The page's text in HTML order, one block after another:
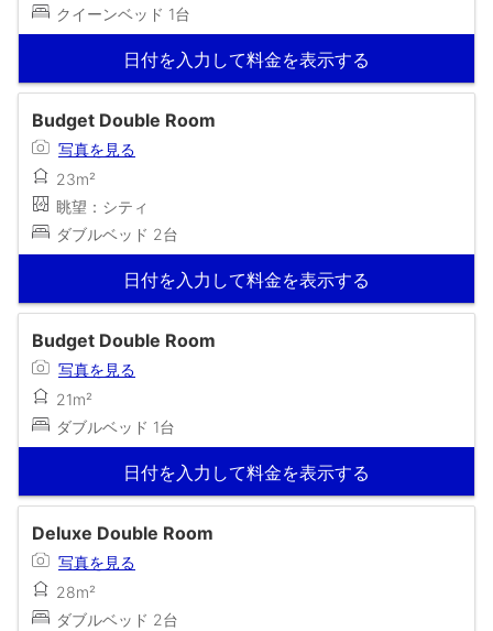
クイーンベッド 1台
日付を入力して料金を表示する
Budget Double Room
写真を見る
23m²
眺望：シティ
ダブルベッド 2台
日付を入力して料金を表示する
Budget Double Room
写真を見る
21m²
ダブルベッド 1台
日付を入力して料金を表示する
Deluxe Double Room
写真を見る
28m²
ダブルベッド 2台